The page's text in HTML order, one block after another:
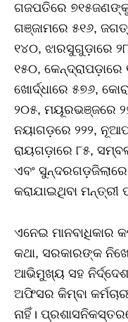
ଗଜପତିରେ ୭୧୫ଜଣଙ୍କୁ
ଗଞ୍ଜାମରେ ୫୧୬,
୧୪୦, ଝାରସୁଗୁଡ଼ାରେ
୧୫୦,
ଖୋର୍ଦ୍ଧାରେ ୫୭୬,
୨୦୫, ମୟୂରଭଞ୍ଜରେ
ନୟାଗଡ଼ରେ ୨୨୨,
ରାୟଗଡ଼ାରେ ୮୫,
ଏବଂ
କରାଯାଇଥିବା
ଏନେଇ ମାନବାଧିକାର
କଥା, ସରକାରଙ୍କ
ଆଭିମୁଖ୍ୟ ସହ
ଅଫିସର କିମ୍ବା
ନାହିଁ।